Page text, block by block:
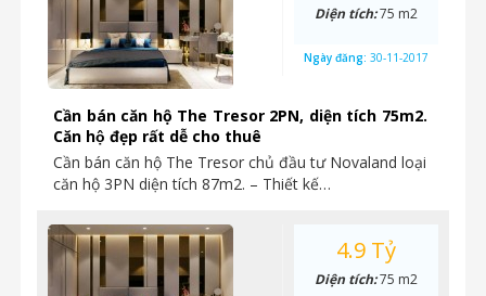
Cần bán căn hộ The Tresor 2PN, diện tích 75m2.
Căn hộ đẹp rất dễ cho thuê
Cần bán căn hộ The Tresor chủ đầu tư Novaland loại
căn hộ 3PN diện tích 87m2. – Thiết kế…
Diện tích:75 m2
Ngày đăng: 30-11-2017
4.9 Tỷ
Diện tích:75 m2